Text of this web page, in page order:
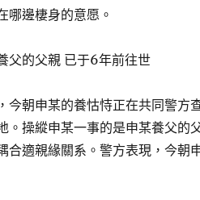
哪邊棲身的意愿。
父的父親 已于6年前往世
今朝申某的養怙恃正在共同警方
。操縱申某一事的是申某養父的
合適親緣關系。警方表現，今朝